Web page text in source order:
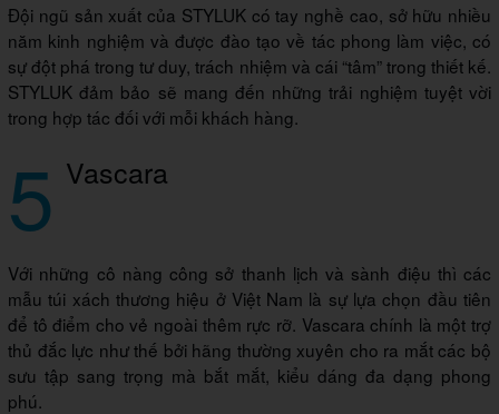
Đội ngũ sản xuất của STYLUK có tay nghề cao, sở hữu nhiều
năm kinh nghiệm và được đào tạo về tác phong làm việc, có
sự đột phá trong tư duy, trách nhiệm và cái “tâm” trong thiết kế.
STYLUK đảm bảo sẽ mang đến những trải nghiệm tuyệt vời
trong hợp tác đối với mỗi khách hàng.
5 Vascara
Với những cô nàng công sở thanh lịch và sành điệu thì các
mẫu túi xách thương hiệu ở Việt Nam là sự lựa chọn đầu tiên
để tô điểm cho vẻ ngoài thêm rực rỡ. Vascara chính là một trợ
thủ đắc lực như thế bởi hãng thường xuyên cho ra mắt các bộ
sưu tập sang trọng mà bắt mắt, kiểu dáng đa dạng phong
phú.